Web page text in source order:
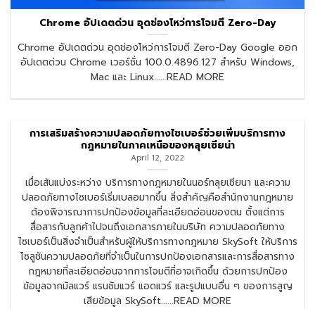
Chrome อัปเดตด่วน อุดช่องโหว่การโจมตี Zero-Day
Chrome อัปเดตด่วน อุดช่องโหว่การโจมตี Zero-Day Google ออก
อัปเดตด่วน Chrome เวอร์ชั่น 100.0.4896.127 สำหรับ Windows,
Mac และ Linux......READ MORE
การเสริมสร้างความปลอดภัยทางไซเบอร์ช่วยเพิ่มบริการทาง
กฎหมายในภาคเหนือของหลุยเซียน่า
April 12, 2022
เมื่อเส้นแบ่งระหว่าง บริการทางกฎหมายในนอร์ทลุยเซียนา และความ
ปลอดภัยทางไซเบอร์เริ่มเบลอมากขึ้น สิ่งสำคัญคือสำนักงานกฎหมาย
ต้องพิจารณาการปกป้องข้อมูลที่ละเอียดอ่อนของตน ตั้งแต่การ
สื่อสารกับลูกค้าไปจนถึงเอกสารภายในบริษัท ความปลอดภัยทาง
ไซเบอร์เป็นสิ่งจำเป็นสำหรับผู้ให้บริการทางกฎหมาย SkySoft ให้บริการ
โซลูชันความปลอดภัยที่จำเป็นในการปกป้องเอกสารและการสื่อสารทาง
กฎหมายที่ละเอียดอ่อนจากการโจมตีที่อาจเกิดขึ้น ด้วยการปกป้อง
ข้อมูลจากมัลแวร์ แรนซัมแวร์ แอดแวร์ และรูปแบบอื่น ๆ ของการสูญ
เสียข้อมูล SkySoft......READ MORE